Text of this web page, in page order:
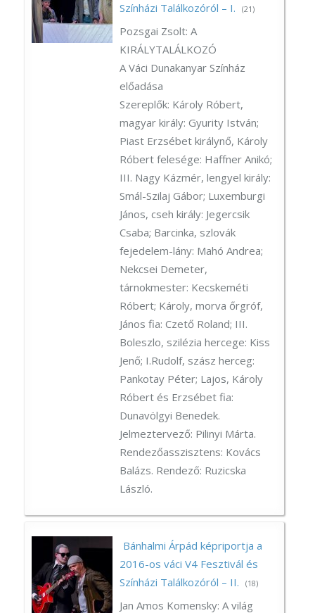
Színházi Találkozóról – I.
(21)
Pozsgai Zsolt: A
KIRÁLYTALÁLKOZÓ
A Váci Dunakanyar Színház
előadása
Szereplők: Károly Róbert,
magyar király: Gyurity István;
Piast Erzsébet királynő, Károly
Róbert felesége: Haffner Anikó;
III. Nagy Kázmér, lengyel király:
Smál-Szilaj Gábor; Luxemburgi
János, cseh király: Jegercsik
Csaba; Barcinka, szlovák
fejedelem-lány: Mahó Andrea;
Nekcsei Demeter,
tárnokmester: Kecskeméti
Róbert; Károly, morva őrgróf,
János fia: Czető Roland; III.
Boleszlo, szilézia hercege: Kiss
Jenő; I.Rudolf, szász herceg:
Pankotay Péter; Lajos, Károly
Róbert és Erzsébet fia:
Dunavölgyi Benedek.
Jelmeztervező: Pilinyi Márta.
Rendezőasszisztens: Kovács
Balázs. Rendező: Ruzicska
László.
Bánhalmi Árpád képriportja a
2016-os váci V4 Fesztivál és
Színházi Találkozóról – II.
(18)
Jan Amos Komensky: A világ